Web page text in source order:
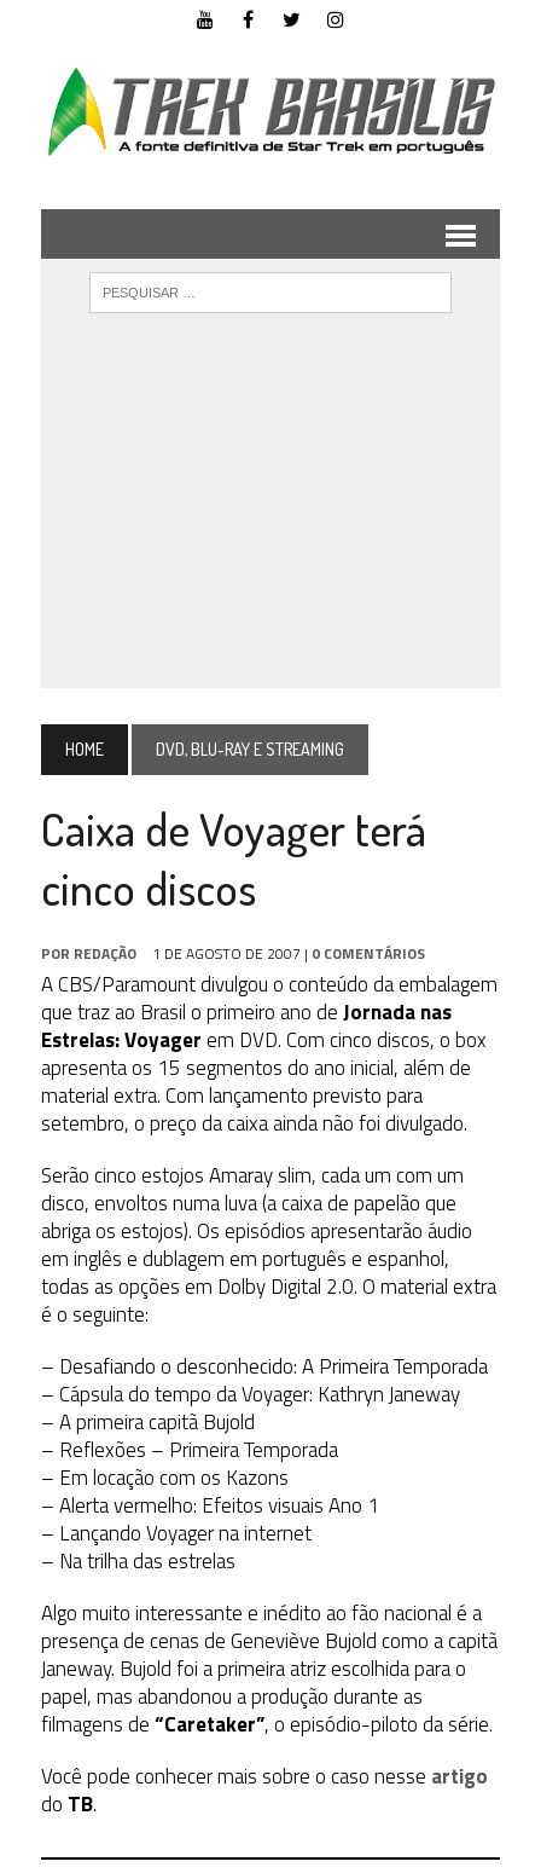
HOME DVD, BLU-RAY E STREAMING
Caixa de Voyager terá
cinco discos
POR REDAÇÃO 1 DE AGOSTO DE 2007 | 0 COMENTÁRIOS
A CBS/Paramount divulgou o conteúdo da embalagem
que traz ao Brasil o primeiro ano deJornada nas
Estrelas: Voyagerem DVD. Com cinco discos, o box
apresenta os 15 segmentos do ano inicial, além de
material extra. Com lançamento previsto para
setembro, o preço da caixa ainda não foi divulgado.
Serão cinco estojos Amaray slim, cada um com um
disco, envoltos numa luva (a caixa de papelão que
abriga os estojos). Os episódios apresentarão áudio
em inglês e dublagem em português e espanhol,
todas as opções em Dolby Digital 2.0. O material extra
é o seguinte:
– Desafiando o desconhecido: A Primeira Temporada
– Cápsula do tempo da Voyager: Kathryn Janeway
– A primeira capitã Bujold
– Reflexões – Primeira Temporada
– Em locação com os Kazons
– Alerta vermelho: Efeitos visuais Ano 1
– Lançando Voyager na internet
– Na trilha das estrelas
Algo muito interessante e inédito ao fão nacional é a
presença de cenas de Geneviève Bujold como a capitã
Janeway. Bujold foi a primeira atriz escolhida para o
papel, mas abandonou a produção durante as
filmagens de“Caretaker”, o episódio-piloto da série.
Você pode conhecer mais sobre o caso nesse artigo
do TB.